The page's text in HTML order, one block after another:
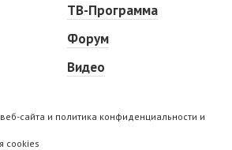
ТВ-Программа
Форум
Видео
сайта и политика конфиденциальности и
cookies